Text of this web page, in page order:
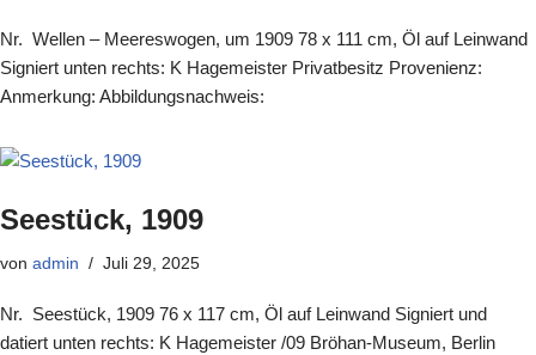
Nr. Wellen – Meereswogen, um 1909 78 x 111 cm, Öl auf Leinwand
Signiert unten rechts: K Hagemeister Privatbesitz Provenienz:
Anmerkung: Abbildungsnachweis:
Seestück, 1909
von admin Juli 29, 2025
Nr. Seestück, 1909 76 x 117 cm, Öl auf Leinwand Signiert und
datiert unten rechts: K Hagemeister /09 Bröhan-Museum, Berlin